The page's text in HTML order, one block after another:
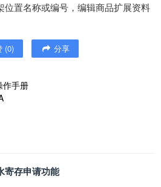
位置名称或编号，编辑商品扩展资料
(0) 分享
作手册
寄存申请功能